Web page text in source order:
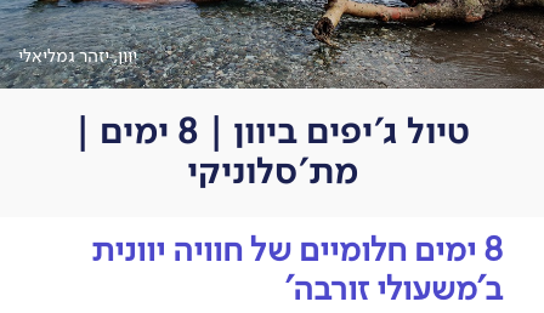
יוון, יזהר גמליאלי
טיול ג'יפים ביוון | 8 ימים |
מת'סלוניקי
8 ימים חלומיים של חוויה יוונית
ב'משעולי זורבה'